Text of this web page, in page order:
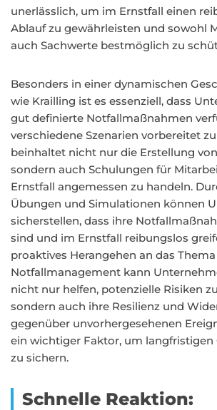
unerlässlich, um im Ernstfall einen
Ablauf zu gewährleisten und sowohl
auch Sachwerte bestmöglich zu
Besonders in einer dynamischen
wie Krailling ist es essenziell, dass
gut definierte Notfallmaßnahmen
verschiedene Szenarien vorbereitet zu
beinhaltet nicht nur die Erstellung
sondern auch Schulungen für
Ernstfall angemessen zu handeln.
Übungen und Simulationen können
sicherstellen, dass ihre
sind und im Ernstfall reibungslos
proaktives Herangehen an das Thema
Notfallmanagement kann
nicht nur helfen, potenzielle Risiken
sondern auch ihre Resilienz und
gegenüber unvorhergesehenen
ein wichtiger Faktor, um langfristigen
zu sichern.
Schnelle Reaktion: